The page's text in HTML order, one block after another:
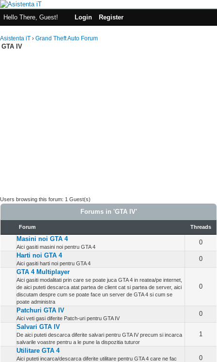
Hello There, Guest! Login Register
Asistenta iT › Grand Theft Auto Forum
GTA IV
Users browsing this forum: 1 Guest(s)
Forums in 'GTA IV'
Forum Threads
Masini noi GTA 4
Aici gasiti masini noi pentru GTA 4
0
Harti noi GTA 4
Aici gasiti harti noi pentru GTA 4
0
GTA 4 Multiplayer
Aici gasiti modalitati prin care se poate juca GTA 4 in reatea/pe internet,
de aici puteti descarca atat partea de client cat si partea de server, aici
discutam despre cum se poate face un server de GTA 4 si cum se
poate administra
0
Patchuri GTA IV
Aici veti gasi diferite Patch-uri pentru GTA IV
0
Salvari GTA IV
De aici puteti descarca diferite salvari pentru GTA IV precum si incarca
salvarile voastre pentru a le pune la dispozitia tuturor
1
Utilitare GTA 4
Aici puteti incarca/descarca diferite utilitare pentru GTA 4 care ne fac
0